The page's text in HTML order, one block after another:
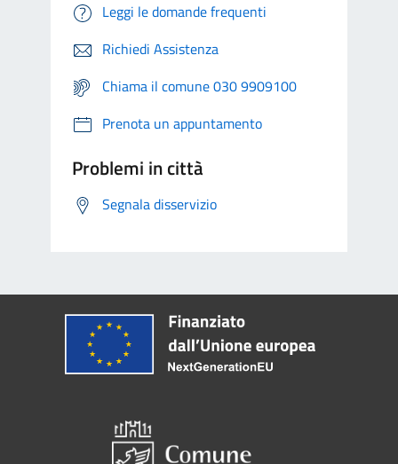
Leggi le domande frequenti
Richiedi Assistenza
Chiama il comune 030 9909100
Prenota un appuntamento
Problemi in città
Segnala disservizio